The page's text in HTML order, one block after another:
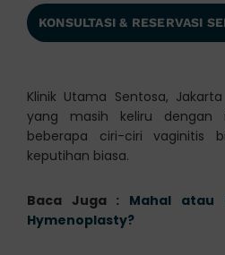
KONSULTASI & RESERVASI
Klinik Utama Sentosa,
yang masih keliru dengan
beberapa ciri-ciri vaginitis
keputihan biasa.
Baca Juga : Mahal atau
Hymenoplasty?